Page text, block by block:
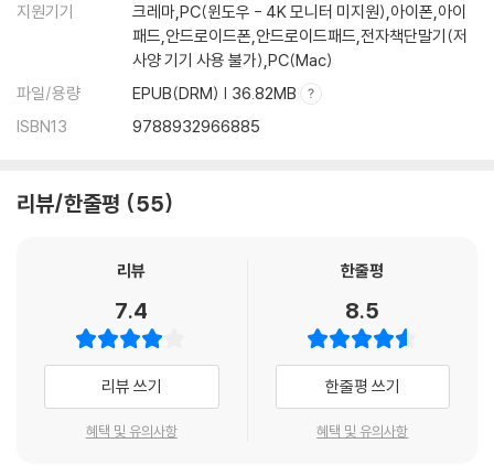
지원기기
크레마,PC(윈도우 - 4K 모니터 미지원),아이폰,아이
패드,안드로이드폰,안드로이드패드,전자책단말기(저
사양 기기 사용 불가),PC(Mac)
파일/용량
EPUB(DRM) | 36.82MB
ISBN13
9788932966885
리뷰/한줄평 55
리뷰
7.4
리뷰 쓰기
혜택 및 유의사항
한줄평
8.5
한줄평 쓰기
혜택 및 유의사항